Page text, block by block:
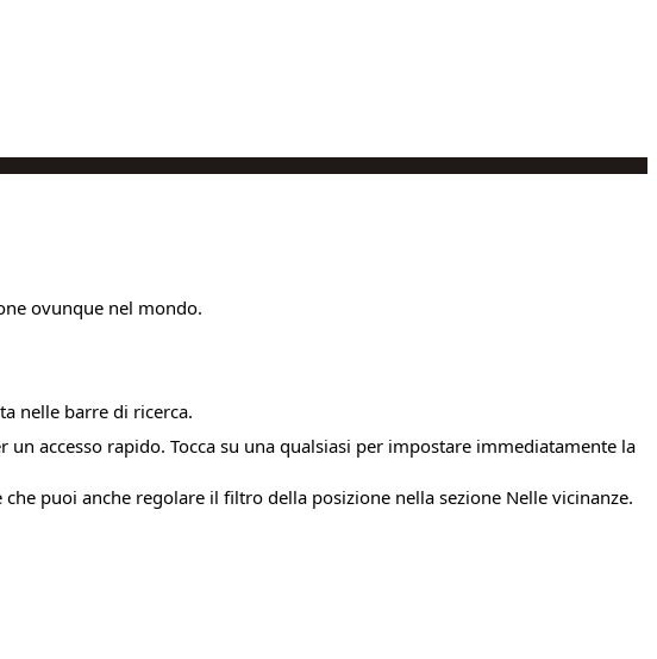
ovunque nel mondo.
nelle barre di ricerca.
accesso rapido. Tocca su una qualsiasi per impostare immediatamente la
puoi anche regolare il filtro della posizione nella sezione Nelle vicinanze.